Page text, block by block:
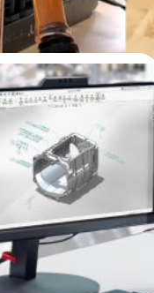
นปี 2023 ลดลง
บปีก่อนหน้า
PC ไปขายของผู้ผลิต
ง 13.9% ซึ่งเป็นการ